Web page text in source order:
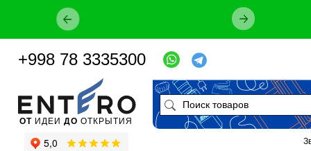
ОТ ИДЕИ ДО ОТКРЫТИЯ
+998 78 3335300